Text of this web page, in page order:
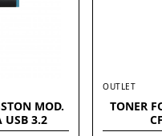
MOD.
USB 3.2
OUTLET
TONER